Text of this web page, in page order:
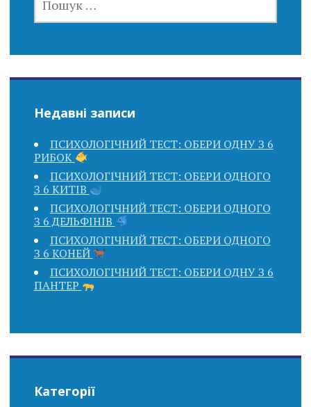
Недавні записи
ПСИХОЛОГІЧНИЙ ТЕСТ: ОБЕРИ ОДНУ З 6
РИБОК
ПСИХОЛОГІЧНИЙ ТЕСТ: ОБЕРИ ОДНОГО
З 6 КИТІВ
ПСИХОЛОГІЧНИЙ ТЕСТ: ОБЕРИ ОДНОГО
З 6 ДЕЛЬФІНІВ
ПСИХОЛОГІЧНИЙ ТЕСТ: ОБЕРИ ОДНОГО
З 6 КОНЕЙ
ПСИХОЛОГІЧНИЙ ТЕСТ: ОБЕРИ ОДНУ З 6
ПАНТЕР
Категорії